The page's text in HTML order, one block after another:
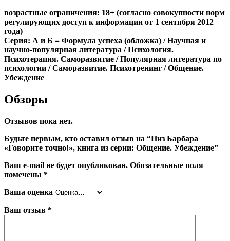
возрастные ограничения: 18+ (согласно совокупности норм
регулирующих доступ к информации от 1 сентября 2012
года)
Серия: А и Б = Формула успеха (обложка) / Научная и
научно-популярная литература / Психология.
Психотерапия. Саморазвитие / Популярная литература по
психологии / Саморазвитие. Психотренинг / Общение.
Убеждение
Обзоры
Отзывов пока нет.
Будьте первым, кто оставил отзыв на “Пиз Барбара
«Говорите точно!», книга из серии: Общение. Убеждение”
Ваш e-mail не будет опубликован. Обязательные поля
помечены *
Ваша оценка
Ваш отзыв *